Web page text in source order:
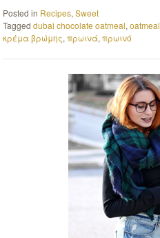
Posted in Recipes,Sweet
Taggeddubai chocolate oatmeal,oatmeal
κρέμα βρώμης,πρωινά,πρωινό